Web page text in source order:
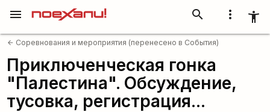
more_vert accessibility_new
search
menu
arrow_back Соревнования и мероприятия (перенесено в События)
Приключенческая гонка
"Палестина". Обсуждение,
тусовка, регистрация...